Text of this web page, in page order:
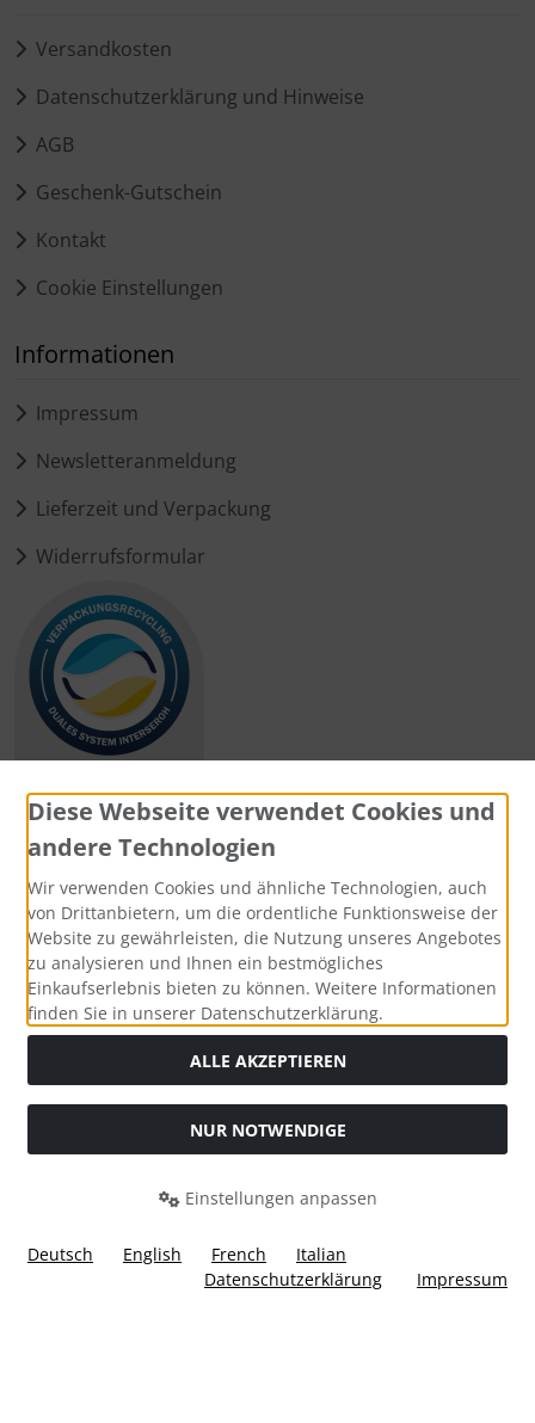
Versandkosten
Datenschutzerklärung und Hinweise
AGB
Geschenk-Gutschein
Kontakt
Cookie Einstellungen
Informationen
Impressum
Newsletteranmeldung
Lieferzeit und Verpackung
Widerrufsformular
Zahlungsmethoden
Social Media
Widerrufsformular
Diese Webseite verwendet Cookies und
andere Technologien
Wir verwenden Cookies und ähnliche Technologien, auch
von Drittanbietern, um die ordentliche Funktionsweise der
Website zu gewährleisten, die Nutzung unseres Angebotes
zu analysieren und Ihnen ein bestmögliches
Einkaufserlebnis bieten zu können. Weitere Informationen
finden Sie in unserer Datenschutzerklärung.
ALLE AKZEPTIEREN
NUR NOTWENDIGE
Einstellungen anpassen
Deutsch English French
Italian
Datenschutzerklärung
Impressum